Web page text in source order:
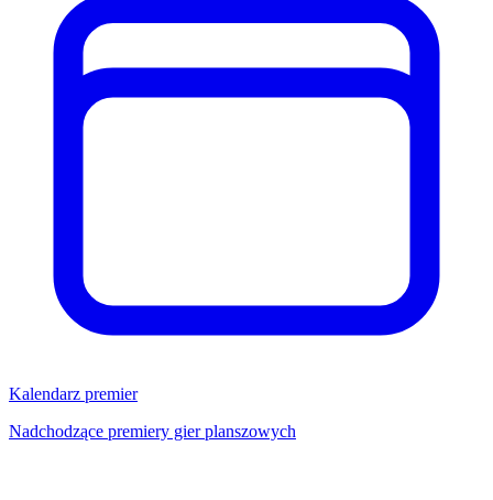
Kalendarz premier
Nadchodzące premiery gier planszowych